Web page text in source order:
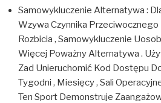
Samowykluczenie Alternatywa :
Wzywa Czynnika
Rozbicia , Samowykluczenie
Więcej Poważny Alternatywa .
Zad Unieruchomić Kod Dostępu
Tygodni , Miesięcy , Sali
Ten Sport Demonstruje